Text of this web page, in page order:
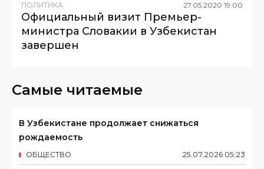
ПОЛИТИКА 27.05.2020 19:00
Официальный визит Премьер-
министра Словакии в Узбекистан
завершен
Самые читаемые
В Узбекистане продолжает снижаться
рождаемость
25.07.2026 05:23
ОБЩЕСТВО